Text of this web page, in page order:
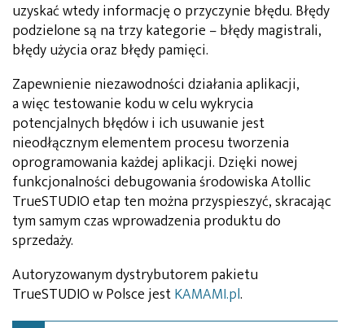
uzyskać wtedy informację o przyczynie błędu. Błędy
podzielone są na trzy kategorie – błędy magistrali,
błędy użycia oraz błędy pamięci.
Zapewnienie niezawodności działania aplikacji,
a więc testowanie kodu w celu wykrycia
potencjalnych błędów i ich usuwanie jest
nieodłącznym elementem procesu tworzenia
oprogramowania każdej aplikacji. Dzięki nowej
funkcjonalności debugowania środowiska Atollic
TrueSTUDIO etap ten można przyspieszyć, skracając
tym samym czas wprowadzenia produktu do
sprzedaży.
Autoryzowanym dystrybutorem pakietu
TrueSTUDIO w Polsce jestKAMAMI.pl.